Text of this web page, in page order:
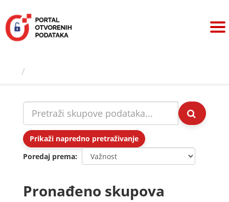
sadržaj
Prikaži napredno pretraživanje
Poredaj prema
Pronađeno skupova